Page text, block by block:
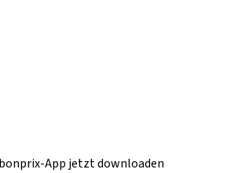
App jetzt downloaden